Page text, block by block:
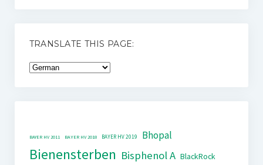
TRANSLATE THIS PAGE:
BAYER HV 2011 BAYER HV 2018 BAYER HV 2019 Bhopal
Bienensterben Bisphenol A BlackRock